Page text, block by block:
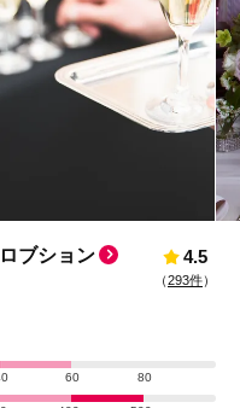
ブション 4.5
（293件）
60 80